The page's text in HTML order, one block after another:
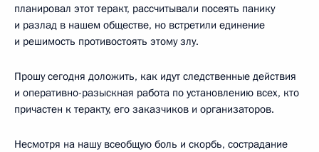
планировал этот теракт, рассчитывали посеять панику
и разлад в нашем обществе, но встретили единение
и решимость противостоять этому злу.
Прошу сегодня доложить, как идут следственные действия
и оперативно-разыскная работа по установлению всех, кто
причастен к теракту, его заказчиков и организаторов.
Несмотря на нашу всеобщую боль и скорбь, сострадание